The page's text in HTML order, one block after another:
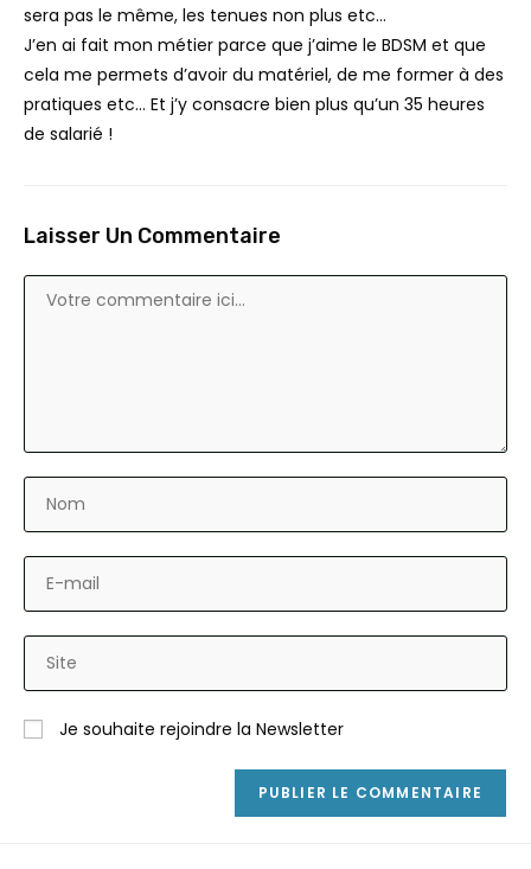
sera pas le même, les tenues non plus etc…
J’en ai fait mon métier parce que j’aime le BDSM et que
cela me permets d’avoir du matériel, de me former à des
pratiques etc… Et j’y consacre bien plus qu’un 35 heures
de salarié !
Laisser Un Commentaire
Je souhaite rejoindre la Newsletter